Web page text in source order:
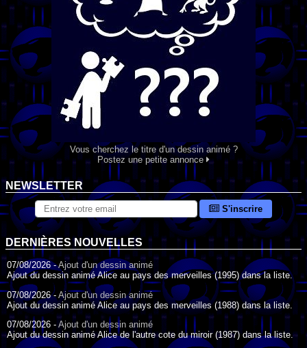
Vous cherchez le titre d'un dessin animé ?
Postez une petite annonce
NEWSLETTER
S'inscrire
DERNIÈRES NOUVELLES
07/08/2026 -Ajout d'un dessin animé
Ajout du dessin animé Alice au pays des merveilles (1995) dans la liste.
07/08/2026 - Ajout d'un dessin animé
Ajout du dessin animé Alice au pays des merveilles (1988) dans la liste.
07/08/2026 - Ajout d'un dessin animé
Ajout du dessin animé Alice de l'autre cote du miroir (1987) dans la liste.